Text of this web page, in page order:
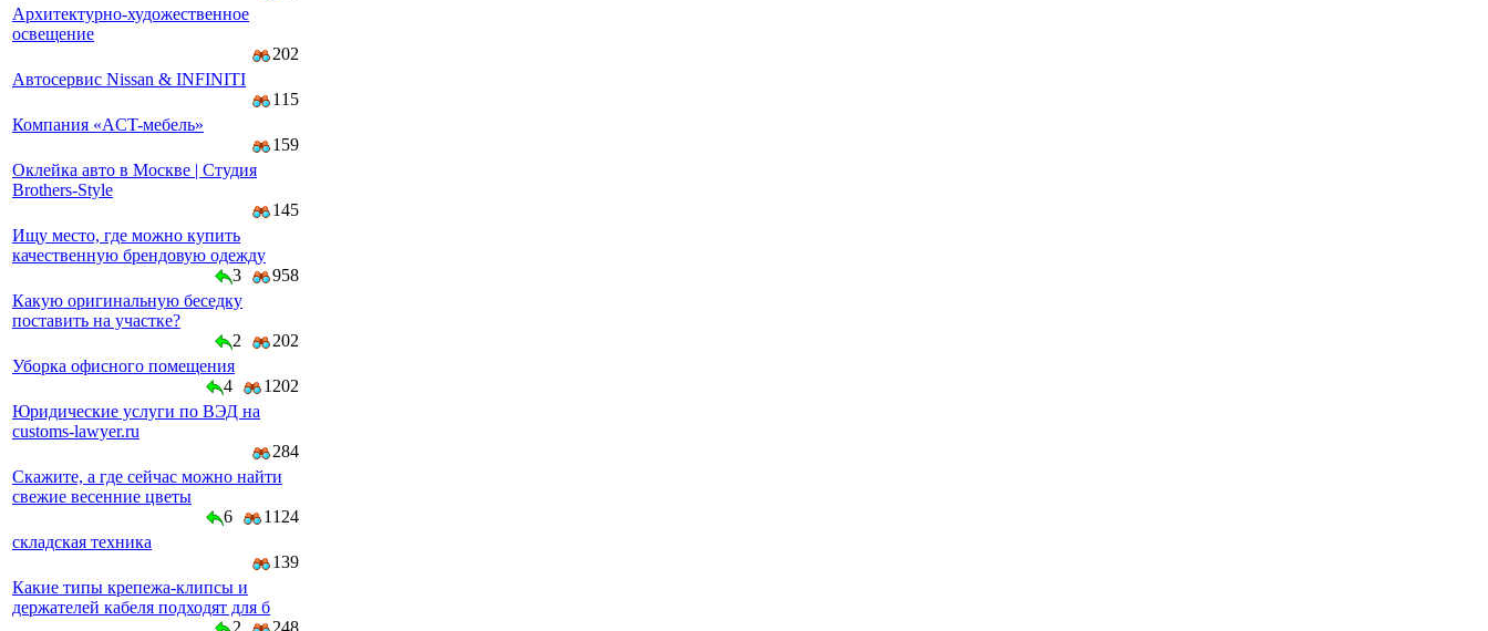
Архитектурно-художественное
освещение
202
Автосервис Nissan & INFINITI
115
Компaния «AСT-мeбeль»
159
Оклейка авто в Москве | Студия
Brothers-Style
145
Ищу место, где можно купить
качественную брендовую одежду
3
958
Какую оригинальную беседку
поставить на участке?
2
202
Уборка офисного помещения
4
1202
Юридические услуги по ВЭД на
customs-lawyer.ru
284
Скажите, а где сейчас можно найти
свежие весенние цветы
6
1124
складская техника
139
Какие типы крепежа-клипсы и
держателей кабеля подходят для б
2
248